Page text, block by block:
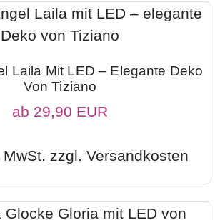
Laila Mit LED – Elegante Deko
Von Tiziano
ab 29,90 EUR
zzgl. Versandkosten